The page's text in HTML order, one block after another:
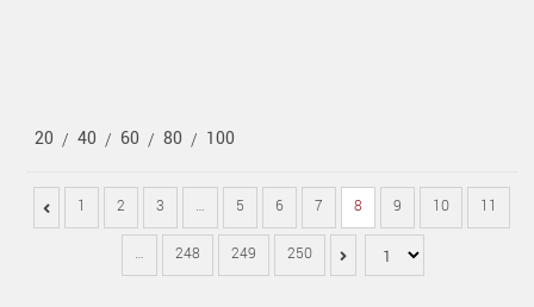
20 / 40 / 60 / 80 / 100
1 2 3 … 5 6 7 8 9 10 11
… 248 249 250